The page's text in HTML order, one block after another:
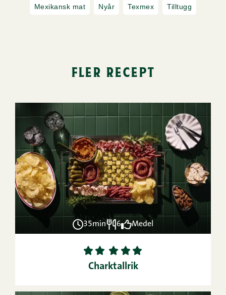
Mexikansk mat Nyår Texmex Tilltugg
fler recept
35min 6 Medel
1 2 3 4
5
Charktallrik